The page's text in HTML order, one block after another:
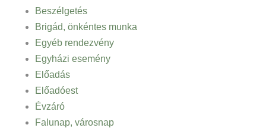
Beszélgetés
Brigád, önkéntes munka
Egyéb rendezvény
Egyházi esemény
Előadás
Előadóest
Évzáró
Falunap, városnap